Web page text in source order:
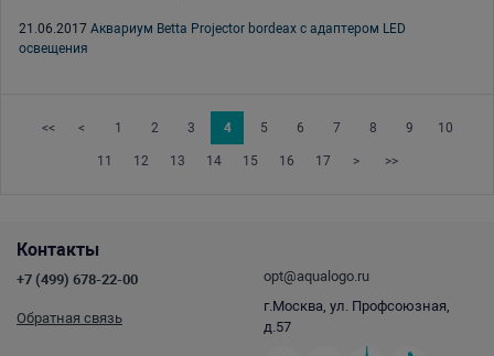
21.06.2017 Аквариум Betta Projector bordeax с адаптером LED
освещения
<< < 1 2 3 4 5 6 7 8 9 10
11 12 13 14 15 16 17 > >>
Контакты
+7 (499) 678-22-00
Обратная связь
opt@aqualogo.ru
г.Москва, ул. Профсоюзная,
д.57